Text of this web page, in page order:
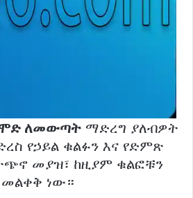
ለመውጣትማድረግ ያለብዎት
የኃይል ቁልፉን እና የድምጽ
መያዝ፣ ከዚያም ቁልፎቹን
መልቀቅ ነው።